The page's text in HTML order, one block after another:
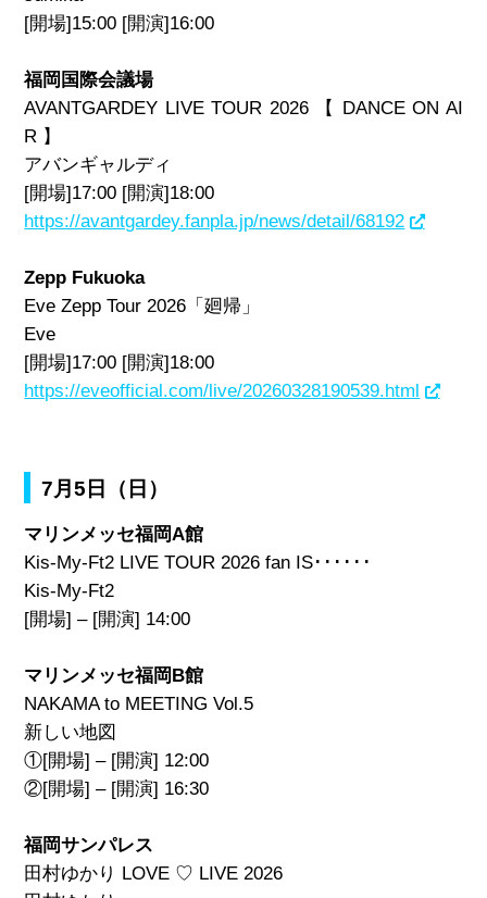
[開場]15:00 [開演]16:00
福岡国際会議場
AVANTGARDEY LIVE TOUR 2026 【 DANCE ON AI
R 】
アバンギャルディ
[開場]17:00 [開演]18:00
https://avantgardey.fanpla.jp/news/detail/68192
Zepp Fukuoka
Eve Zepp Tour 2026「廻帰」
Eve
[開場]17:00 [開演]18:00
https://eveofficial.com/live/20260328190539.html
7月5日（日）
マリンメッセ福岡A館
Kis-My-Ft2 LIVE TOUR 2026 fan IS･･････
Kis-My-Ft2
[開場] – [開演] 14:00
マリンメッセ福岡B館
NAKAMA to MEETING Vol.5
新しい地図
①[開場] – [開演] 12:00
②[開場] – [開演] 16:30
福岡サンパレス
田村ゆかり LOVE ♡ LIVE 2026